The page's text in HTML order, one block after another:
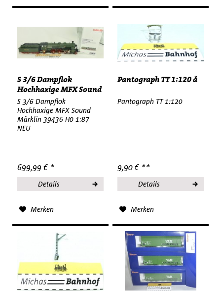
S 3/6 Dampflok
Hochhaxige MFX Sound
Märklin...
S 3/6 Dampflok
Hochhaxige MFX Sound
Märklin 39436 H0 1:87
NEU
699,99 € *
Details
Merken
Pantograph TT 1:120 å
Pantograph TT 1:120
9,90 € **
Details
Merken